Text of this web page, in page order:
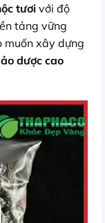
tươivới độ
tảng vững
muốn xây dựng
dược cao